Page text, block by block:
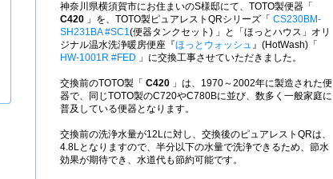
神奈川県横須賀市にお住まいのS様邸にて、TOTO製便器「
C420 」を、TOTO製ピュアレストQRシリーズ「 CS230BM-
SH231BA #SC1(便器タンクセット) 」と「ほっとハウス」オリ
ジナル温水洗浄暖房便座『ほっとウォッシュ』(HotWash)「
HW-1001R #FED 」に交換工事させていただきました。
交換前のTOTO製「 C420 」は、1970～2002年に製造された便
器で、同じTOTO製のC720やC780Bに並び、数多く一般家庭に
普及している便器となります。
交換前の洗浄水量が12Lに対し、交換後のピュアレストQRは、
4.8Lとなりますので、半分以下の水量で洗浄できるため、節水
効果が期待でき、水道代も節約可能です。